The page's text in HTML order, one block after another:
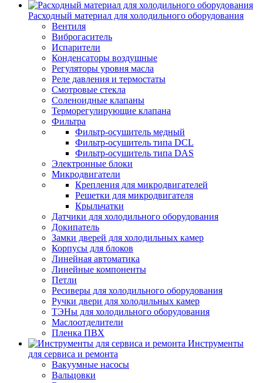
Расходный материал для холодильного оборудования
Вентиля
Виброгаситель
Испарители
Конденсаторы воздушные
Регуляторы уровня масла
Реле давления и термостаты
Смотровые стекла
Соленоидные клапаны
Терморегулирующие клапана
Фильтра
Фильтр-осушитель медный
Фильтр-осушитель типа DCL
Фильтр-осушитель типа DAS
Электронные блоки
Микродвигатели
Крепления для микродвигателей
Решетки для микродвигателя
Крыльчатки
Датчики для холодильного оборудования
Докипатель
Замки дверей для холодильных камер
Корпусы для блоков
Линейная автоматика
Линейные компоненты
Петли
Ресиверы для холодильного оборудования
Ручки двери для холодильных камер
ТЭНы для холодильного оборудования
Маслоотделители
Пленка ПВХ
Инструменты
для сервиса и ремонта
Вакуумные насосы
Вальцовки